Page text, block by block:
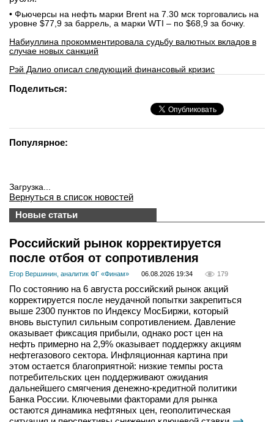
• Фьючерсы на нефть марки Brent на 7.30 мск торговались на
уровне $77,9 за баррель, а марки WTI – по $68,9 за бочку.
Набиуллина прокомментировала судьбу валютных вкладов в
случае новых санкций
Рэй Далио описал следующий финансовый кризис
Поделиться:
Популярное:
Загрузка...
Вернуться в список новостей
Новые статьи
Российский рынок корректируется
после отбоя от сопротивления
Егор Вершинин, аналитик ФГ «Финам» 06.08.2026 19:34 179
По состоянию на 6 августа российский рынок акций
корректируется после неудачной попытки закрепиться
выше 2300 пунктов по Индексу МосБиржи, который
вновь выступил сильным сопротивлением. Давление
оказывает фиксация прибыли, однако рост цен на
нефть примерно на 2,9% оказывает поддержку акциям
нефтегазового сектора. Инфляционная картина при
этом остается благоприятной: низкие темпы роста
потребительских цен поддерживают ожидания
дальнейшего смягчения денежно-кредитной политики
Банка России. Ключевыми факторами для рынка
остаются динамика нефтяных цен, геополитическая